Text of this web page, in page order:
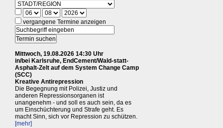
vergangene Termine anzeigen
Mittwoch, 19.08.2026 14:30 Uhr
in/bei Karlsruhe, EndCement/Wald-statt-
Asphalt-Zelt auf dem System Change Camp
(SCC)
Kreative Antirepression
Die Begegnung mit Polizei, Justiz und
anderen Repressionsorganen ist
unangenehm - und soll es auch sein, da es
um Einschüchterung und Strafe geht. Es
macht Sinn, sich vor Repression zu schützen.
[mehr]